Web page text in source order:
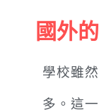
國外
學校雖
多。這